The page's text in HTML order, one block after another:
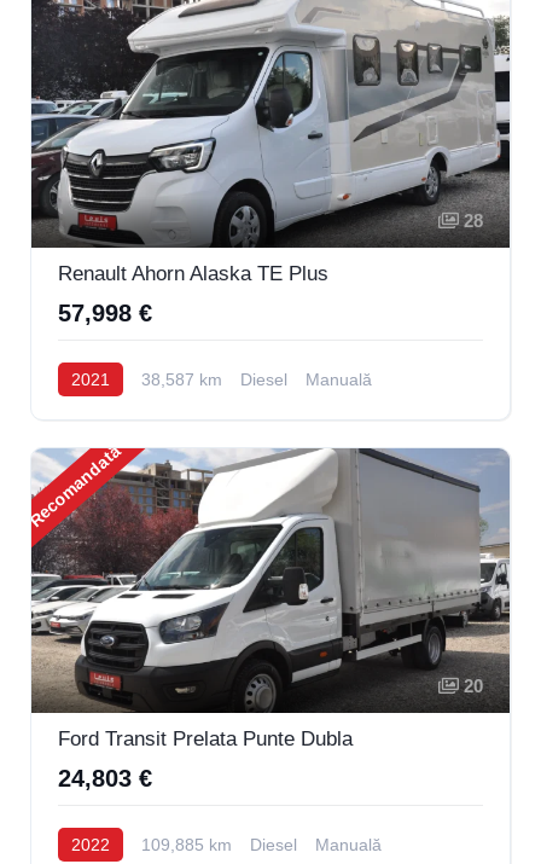
28
Renault Ahorn Alaska TE Plus
57,998 €
2021 38,587 km Diesel Manuală
Recomandată
20
Ford Transit Prelata Punte Dubla
24,803 €
2022 109,885 km Diesel Manuală